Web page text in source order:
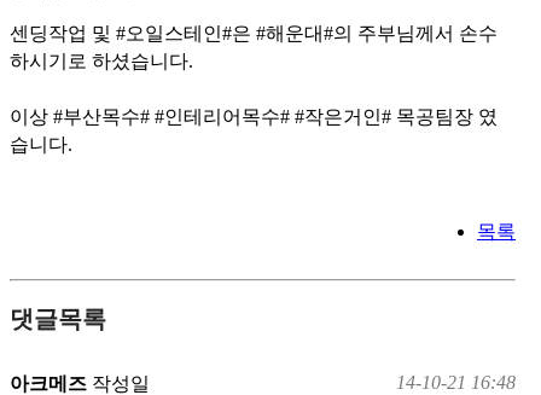
센딩작업 및 #오일스테인#은 #해운대#의 주부님께서 손수
하시기로 하셨습니다.
이상 #부산목수# #인테리어목수# #작은거인# 목공팀장 였
습니다.
목록
댓글목록
아크메즈 작성일 14-10-21 16:48